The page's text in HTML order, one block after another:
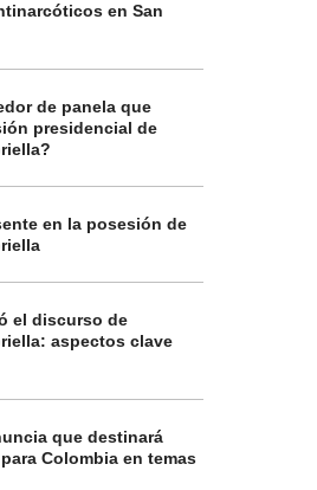
en San
de panela que
presidencial de
en la posesión de
el discurso de
aspectos clave
que destinará
Colombia en temas